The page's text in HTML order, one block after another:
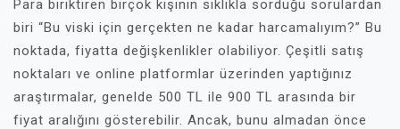
Para biriktiren birçok kişinin sıklıkla sorduğu sorulardan
biri “Bu viski için gerçekten ne kadar harcamalıyım?” Bu
noktada, fiyatta değişkenlikler olabiliyor. Çeşitli satış
noktaları ve online platformlar üzerinden yaptığınız
araştırmalar, genelde 500 TL ile 900 TL arasında bir
fiyat aralığını gösterebilir. Ancak, bunu almadan önce